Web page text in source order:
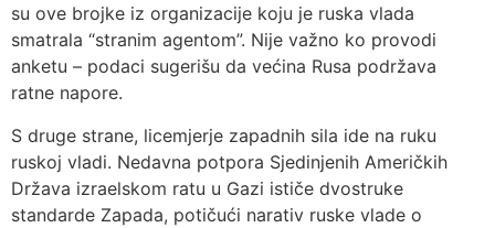
su ove brojke iz organizacije koju je ruska vlada
smatrala “stranim agentom”. Nije važno ko provodi
anketu – podaci sugerišu da većina Rusa podržava
ratne napore.
S druge strane, licemjerje zapadnih sila ide na ruku
ruskoj vladi. Nedavna potpora Sjedinjenih Američkih
Država izraelskom ratu u Gazi ističe dvostruke
standarde Zapada, potičući narativ ruske vlade o